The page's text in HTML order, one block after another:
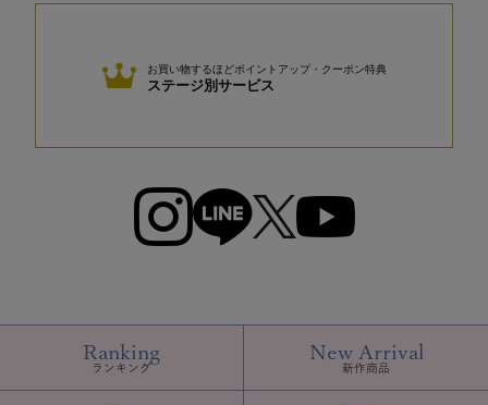
Ranking
ランキング
New Arrival
新作商品
お買い物するほどポイントアップ・クーポン特典
ステージ別サービス